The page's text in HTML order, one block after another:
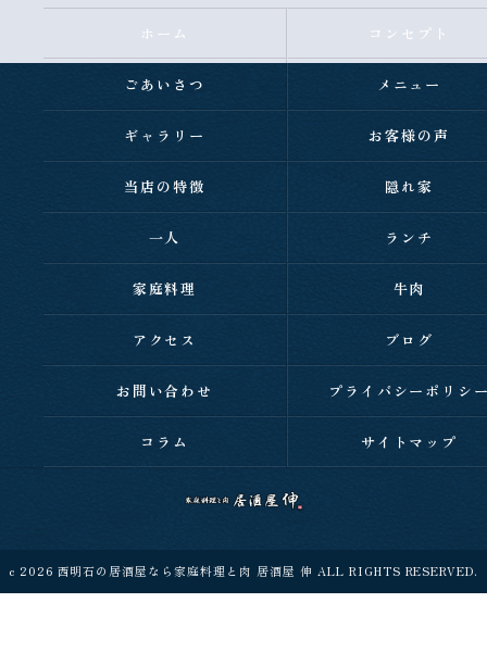
ホーム コンセプト
ごあいさつ メニュー
ギャラリー お客様の声
当店の特徴 隠れ家
一人 ランチ
家庭料理 牛肉
アクセス ブログ
お問い合わせ プライバシーポリシ
コラム サイトマップ
c 2026 西明石の居酒屋なら家庭料理と肉 居酒屋 伸 ALL RIGHTS RESERVED.